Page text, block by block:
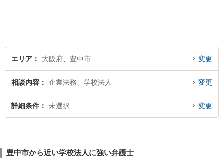
エリア 大阪府、豊中市 変更
相談内容 企業法務、学校法人 変更
詳細条件 未選択 変更
豊中市から近い学校法人に強い弁護士